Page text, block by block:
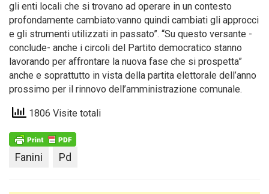
gli enti locali che si trovano ad operare in un contesto
profondamente cambiato:vanno quindi cambiati gli approcci
e gli strumenti utilizzati in passato”. “Su questo versante -
conclude- anche i circoli del Partito democratico stanno
lavorando per affrontare la nuova fase che si prospetta”
anche e soprattutto in vista della partita elettorale dell’anno
prossimo per il rinnovo dell’amministrazione comunale.
1806 Visite totali
Fanini Pd